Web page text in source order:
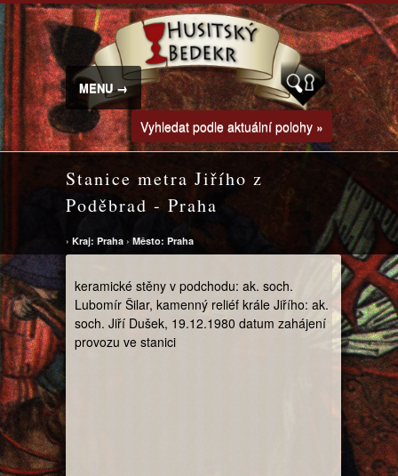
MENU →
Vyhledat podle aktuální polohy »
Stanice metra Jiřího z
Poděbrad - Praha
› Kraj: Praha › Město: Praha
keramické stěny v podchodu: ak. soch.
Lubomír Šilar, kamenný reliéf krále Jiřího: ak.
soch. Jiří Dušek, 19.12.1980 datum zahájení
provozu ve stanici